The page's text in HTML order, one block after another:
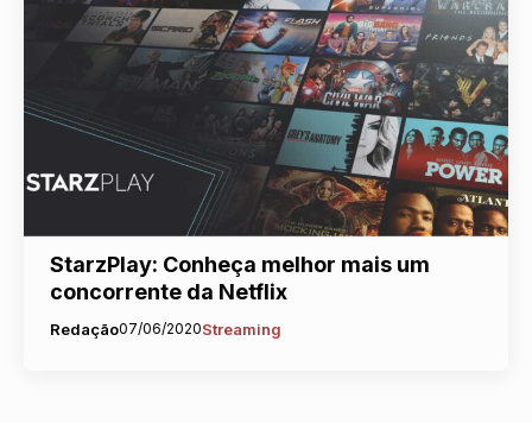
StarzPlay: Conheça melhor mais um
concorrente da Netflix
Redação07/06/2020Streaming